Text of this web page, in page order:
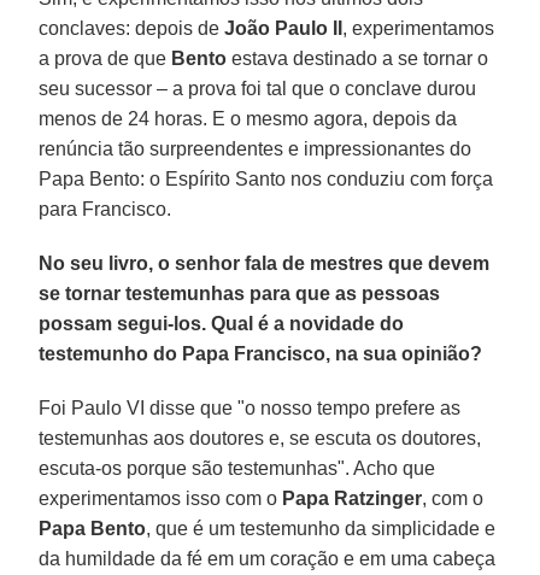
conclaves: depois deJoão Paulo II , experimentamos
a prova de que Bento estava destinado a se tornar o
seu sucessor – a prova foi tal que o conclave durou
menos de 24 horas. E o mesmo agora, depois da
renúncia tão surpreendentes e impressionantes do
Papa Bento: o Espírito Santo nos conduziu com força
para Francisco.
No seu livro, o senhor fala de mestres que devem
se tornar testemunhas para que as pessoas
possam segui-los. Qual é a novidade do
testemunho do Papa Francisco, na sua opinião?
Foi Paulo VI disse que "o nosso tempo prefere as
testemunhas aos doutores e, se escuta os doutores,
escuta-os porque são testemunhas". Acho que
experimentamos isso com o Papa Ratzinger, com o
Papa Bento, que é um testemunho da simplicidade e
da humildade da fé em um coração e em uma cabeça